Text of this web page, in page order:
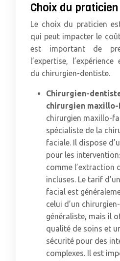
Choix du praticien
Le choix du praticien
qui peut impacter le
est important de
l’expertise,
du chirurgien-dentiste.
Chirurgien-
chirurgien maxillo-
chirurgien maxillo-
spécialiste de la
faciale. Il dispose
pour les
comme l’extraction
incluses. Le tarif
facial est
celui d’un
généraliste, mais il
qualité de soins et
sécurité pour des
complexes. Il est